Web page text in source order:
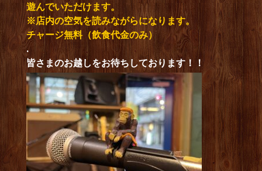
遊んでいただけます。
※店内の空気を読みながらになります。
チャージ無料（飲食代金のみ）
.
皆さまのお越しをお待ちしております！！